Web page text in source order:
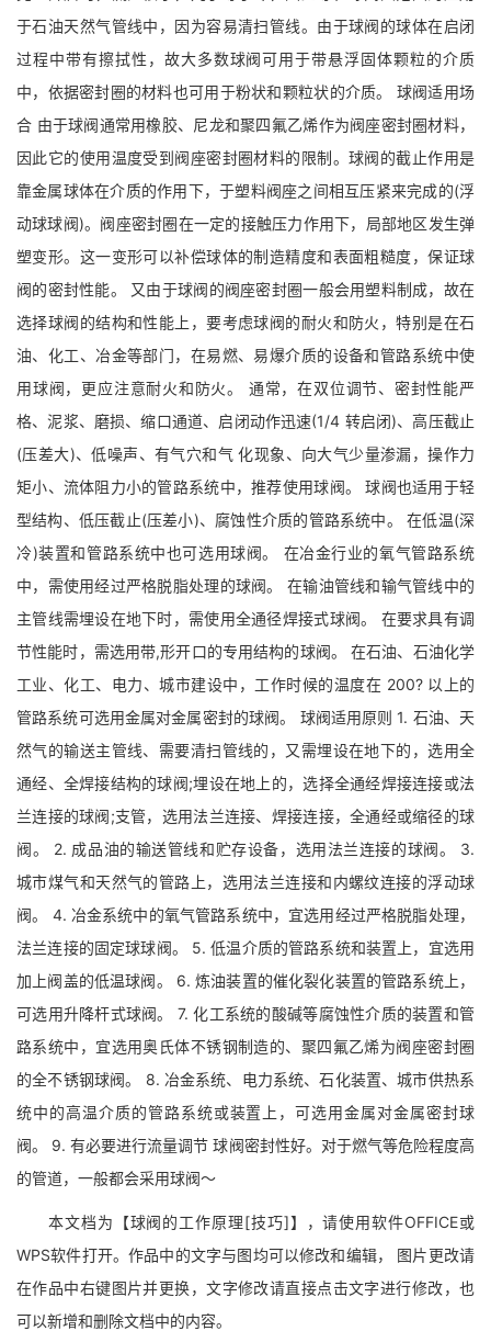
于石油天然气管线中，因为容易清扫管线。由于球阀的球体在启闭
过程中带有擦拭性，故大多数球阀可用于带悬浮固体颗粒的介质
中，依据密封圈的材料也可用于粉状和颗粒状的介质。 球阀适用场
合 由于球阀通常用橡胶、尼龙和聚四氟乙烯作为阀座密封圈材料，
因此它的使用温度受到阀座密封圈材料的限制。球阀的截止作用是
靠金属球体在介质的作用下，于塑料阀座之间相互压紧来完成的(浮
动球球阀)。阀座密封圈在一定的接触压力作用下，局部地区发生弹
塑变形。这一变形可以补偿球体的制造精度和表面粗糙度，保证球
阀的密封性能。 又由于球阀的阀座密封圈一般会用塑料制成，故在
选择球阀的结构和性能上，要考虑球阀的耐火和防火，特别是在石
油、化工、冶金等部门，在易燃、易爆介质的设备和管路系统中使
用球阀，更应注意耐火和防火。 通常，在双位调节、密封性能严
格、泥浆、磨损、缩口通道、启闭动作迅速(1/4 转启闭)、高压截止
(压差大)、低噪声、有气穴和气 化现象、向大气少量渗漏，操作力
矩小、流体阻力小的管路系统中，推荐使用球阀。 球阀也适用于轻
型结构、低压截止(压差小)、腐蚀性介质的管路系统中。 在低温(深
冷)装置和管路系统中也可选用球阀。 在冶金行业的氧气管路系统
中，需使用经过严格脱脂处理的球阀。 在输油管线和输气管线中的
主管线需埋设在地下时，需使用全通径焊接式球阀。 在要求具有调
节性能时，需选用带,形开口的专用结构的球阀。 在石油、石油化学
工业、化工、电力、城市建设中，工作时候的温度在 200? 以上的
管路系统可选用金属对金属密封的球阀。 球阀适用原则 1. 石油、天
然气的输送主管线、需要清扫管线的，又需埋设在地下的，选用全
通经、全焊接结构的球阀;埋设在地上的，选择全通经焊接连接或法
兰连接的球阀;支管，选用法兰连接、焊接连接，全通经或缩径的球
阀。 2. 成品油的输送管线和贮存设备，选用法兰连接的球阀。 3.
城市煤气和天然气的管路上，选用法兰连接和内螺纹连接的浮动球
阀。 4. 冶金系统中的氧气管路系统中，宜选用经过严格脱脂处理，
法兰连接的固定球球阀。 5. 低温介质的管路系统和装置上，宜选用
加上阀盖的低温球阀。 6. 炼油装置的催化裂化装置的管路系统上，
可选用升降杆式球阀。 7. 化工系统的酸碱等腐蚀性介质的装置和管
路系统中，宜选用奥氏体不锈钢制造的、聚四氟乙烯为阀座密封圈
的全不锈钢球阀。 8. 冶金系统、电力系统、石化装置、城市供热系
统中的高温介质的管路系统或装置上，可选用金属对金属密封球
阀。 9. 有必要进行流量调节 球阀密封性好。对于燃气等危险程度高
的管道，一般都会采用球阀～
本文档为【球阀的工作原理[技巧]】，请使用软件OFFICE或
WPS软件打开。作品中的文字与图均可以修改和编辑， 图片更改请
在作品中右键图片并更换，文字修改请直接点击文字进行修改，也
可以新增和删除文档中的内容。